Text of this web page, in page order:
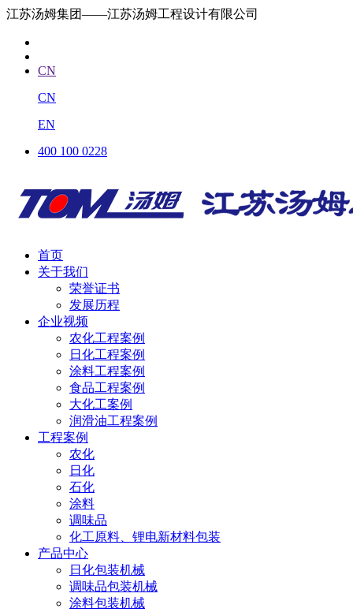
江苏汤姆集团——江苏汤姆工程设计有限公司
CN
CN
EN
400 100 0228
首页
关于我们
荣誉证书
发展历程
企业视频
农化工程案例
日化工程案例
涂料工程案例
食品工程案例
大化工案例
润滑油工程案例
工程案例
农化
日化
石化
涂料
调味品
化工原料、锂电新材料包装
产品中心
日化包装机械
调味品包装机械
涂料包装机械